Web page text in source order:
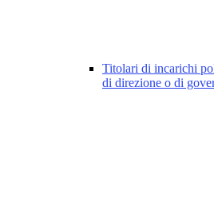
Titolari di incarichi
di direzione o di